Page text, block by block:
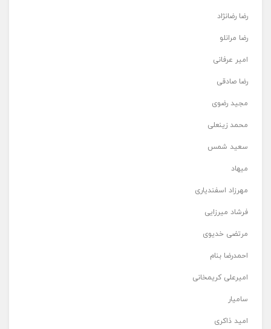
رضا رضانژاد
رضا مرانلو
امیر عرفانی
رضا صادقی
مجید رضوی
محمد زینعلی
سعید شمس
میهاد
مهرزاد اسفندیاری
فرشاد میرزایی
مرتضی خدیوی
احمدرضا بنام
امیرعلی کریمخانی
سامیار
امید ذاکری